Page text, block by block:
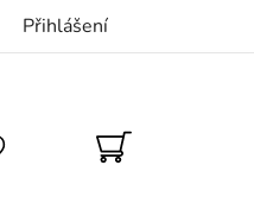
Přihlášení
NÁKUPNÍ